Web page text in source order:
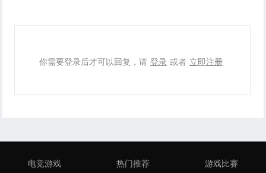
你需要登录后才可以回复，请 登录 或者 立即注册
电竞游戏 热门推荐 游戏比赛